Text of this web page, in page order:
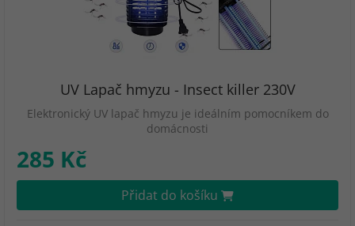
UV Lapač hmyzu - Insect killer 230V
Elektronický UV lapač hmyzu je ideálním pomocníkem do
domácnosti
285 Kč
Přidat do košíku